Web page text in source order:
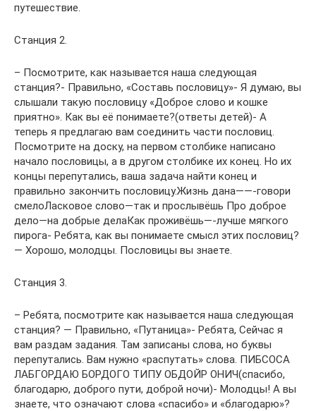
путешествие.
Станция 2.
– Посмотрите, как называется наша следующая
станция?- Правильно, «Составь пословицу»- Я думаю, вы
слышали такую пословицу «Доброе слово и кошке
приятно». Как вы её понимаете?(ответы детей)- А
теперь я предлагаю вам соединить части пословиц.
Посмотрите на доску, на первом столбике написано
начало пословицы, а в другом столбике их конец. Но их
концы перепутались, ваша задача найти конец и
правильно закончить пословицу.Жизнь дана——-говори
смелоЛасковое слово—так и прослывёшь Про доброе
дело—на добрые делаКак проживёшь—-лучше мягкого
пирога- Ребята, как вы понимаете смысл этих пословиц?
— Хорошо, молодцы. Пословицы вы знаете.
Станция 3.
– Ребята, посмотрите как называется наша следующая
станция? — Правильно, «Путаница»- Ребята, Сейчас я
вам раздам задания. Там записаны слова, но буквы
перепутались. Вам нужно «распутать» слова. ПИБСОСА
ЛАБГОРДАЮ БОРДОГО ТИПУ ОБДОЙР ОНИЧ(спасибо,
благодарю, доброго пути, доброй ночи)- Молодцы! А вы
знаете, что означают слова «спасибо» и «благодарю»?